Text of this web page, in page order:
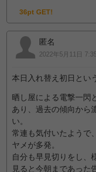
36pt GET!
匿名
2022年5月11日
本日入れ替え初日とい
晒し屋による電撃一閃
あり、過去の傾向から
い。
常連も気付いたようで
ヤメが多発。
自分も早見切りをし、
見ると今朝まであった